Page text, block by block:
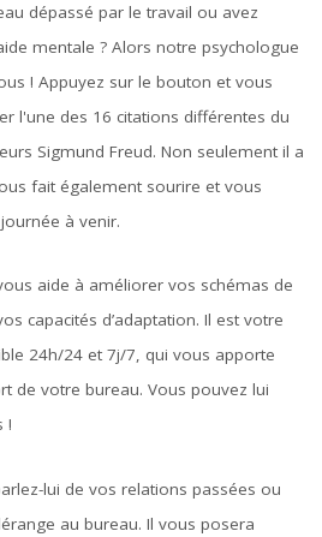
dépassé par le travail ou avez
mentale ? Alors notre psychologue
! Appuyez sur le bouton et vous
l'une des 16 citations différentes du
Sigmund Freud. Non seulement il a
fait également sourire et vous
à venir.
aide à améliorer vos schémas de
capacités d’adaptation. Il est votre
24h/24 et 7j/7, qui vous apporte
de votre bureau. Vous pouvez lui
!
lui de vos relations passées ou
au bureau. Il vous posera